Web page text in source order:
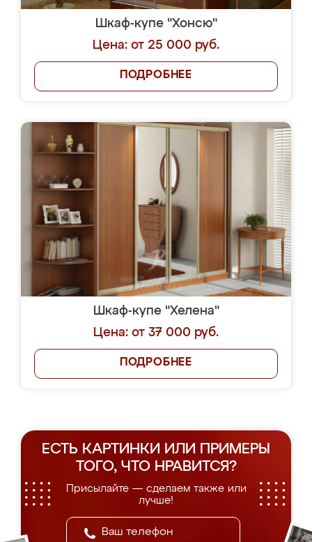
Шкаф-купе "Хонсю"
Цена: от 25 000 руб.
ПОДРОБНЕЕ
Шкаф-купе "Хелена"
Цена: от 37 000 руб.
ПОДРОБНЕЕ
ЕСТЬ КАРТИНКИ ИЛИ ПРИМЕРЫ
ТОГО, ЧТО НРАВИТСЯ?
Присылайте — сделаем также или
лучше!